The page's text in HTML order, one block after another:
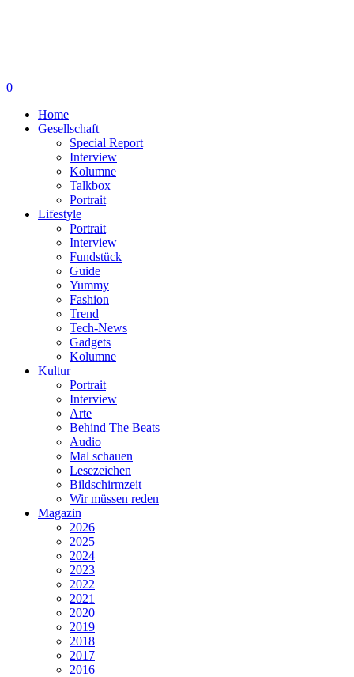
0
Home
Gesellschaft
Special Report
Interview
Kolumne
Talkbox
Portrait
Lifestyle
Portrait
Interview
Fundstück
Guide
Yummy
Fashion
Trend
Tech-News
Gadgets
Kolumne
Kultur
Portrait
Interview
Arte
Behind The Beats
Audio
Mal schauen
Lesezeichen
Bildschirmzeit
Wir müssen reden
Magazin
2026
2025
2024
2023
2022
2021
2020
2019
2018
2017
2016